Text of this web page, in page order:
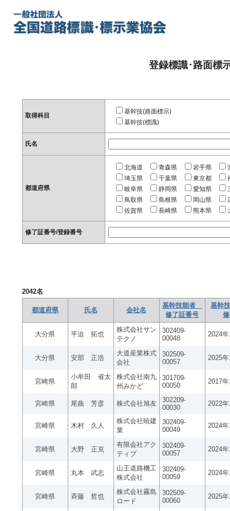
登録標識･路面標
取得科目
基幹技(路面標示)
基幹技(標識)
氏名
都道府県
北海道 青森県 岩手県
埼玉県
千葉県 東京都
岐阜県
静岡県 愛知県
鳥取県
島根県 岡山県
佐賀県
長崎県 熊本県
修了証番号/登録番号
2042名
都道府県 氏名 会社名
基幹技能者
修了証番号
基幹
大分県 平迫 拓也
株式会社サン
テクノ
302409-
00048
2024
大分県 安部 正浩
大道産業株式
会社
302509-
00057
2025
宮崎県
小牟田 省太
郎
株式会社南九
州みかど
301709-
00050
2017
宮崎県 尾曲 芳彦 株式会社旭友
302209-
00030
2022
宮崎県 木村 久人
株式会社暁建
業
302409-
00049
2024
宮崎県 大野 正克
有限会社アク
ティブ
302409-
00057
2024
宮崎県 丸本 武志
山王道路機工
株式会社
302409-
00059
2024
宮崎県 斉藤 哲也
株式会社霧島
ロード
302509-
00060
2025